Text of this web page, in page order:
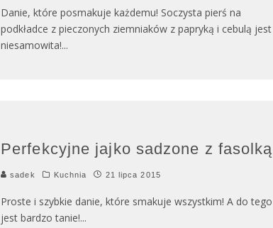
Danie, które posmakuje każdemu! Soczysta pierś na
podkładce z pieczonych ziemniaków z papryką i cebulą jest
niesamowita!...
Perfekcyjne jajko sadzone z fasolką
sadek Kuchnia 21 lipca 2015
Proste i szybkie danie, które smakuje wszystkim! A do tego
jest bardzo tanie!...